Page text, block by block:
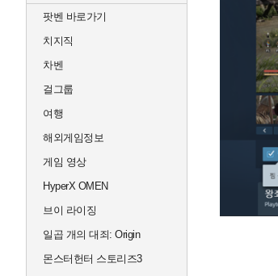
팟벤 바로가기
치지직
차벤
걸그룹
여행
해외게임정보
게임 영상
HyperX OMEN
브이 라이징
일곱 개의 대죄: Origin
몬스터헌터 스토리즈3